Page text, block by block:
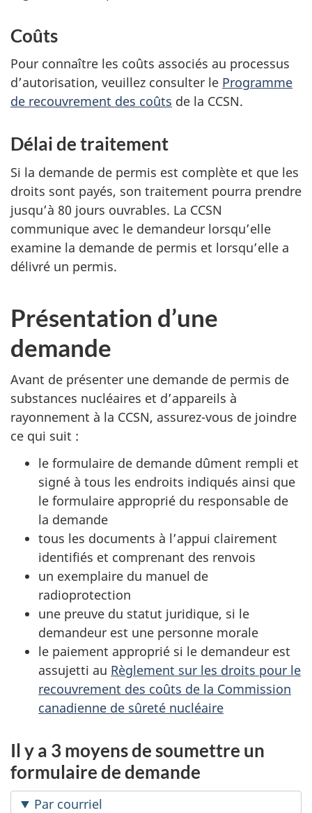
Coûts
Pour connaître les coûts associés au processus
d’autorisation, veuillez consulter le Programme
de recouvrement des coûts de la CCSN.
Délai de traitement
Si la demande de permis est complète et que les
droits sont payés, son traitement pourra prendre
jusqu’à 80 jours ouvrables. La CCSN
communique avec le demandeur lorsqu’elle
examine la demande de permis et lorsqu’elle a
délivré un permis.
Présentation d’une
demande
Avant de présenter une demande de permis de
substances nucléaires et d’appareils à
rayonnement à la CCSN, assurez-vous de joindre
ce qui suit :
le formulaire de demande dûment rempli et
signé à tous les endroits indiqués ainsi que
le formulaire approprié du responsable de
la demande
tous les documents à l’appui clairement
identifiés et comprenant des renvois
un exemplaire du manuel de
radioprotection
une preuve du statut juridique, si le
demandeur est une personne morale
le paiement approprié si le demandeur est
assujetti au Règlement sur les droits pour le
recouvrement des coûts de la Commission
canadienne de sûreté nucléaire
Il y a 3 moyens de soumettre un
formulaire de demande
Par courriel